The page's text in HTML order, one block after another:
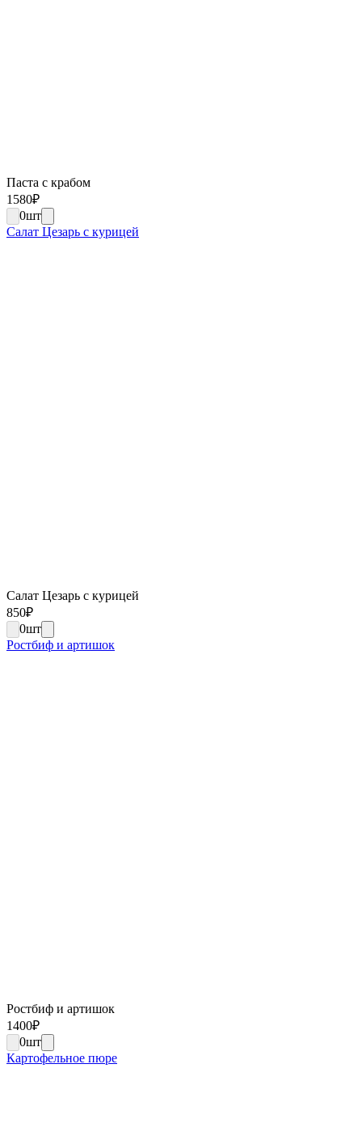
Паста с крабом
1580₽
0шт
Салат Цезарь с курицей
Салат Цезарь с курицей
850₽
0шт
Ростбиф и артишок
Ростбиф и артишок
1400₽
0шт
Картофельное пюре